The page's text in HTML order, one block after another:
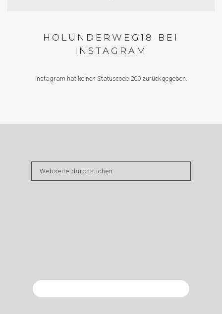
HOLUNDERWEG18 BEI
INSTAGRAM
Instagram hat keinen Statuscode 200 zurückgegeben.